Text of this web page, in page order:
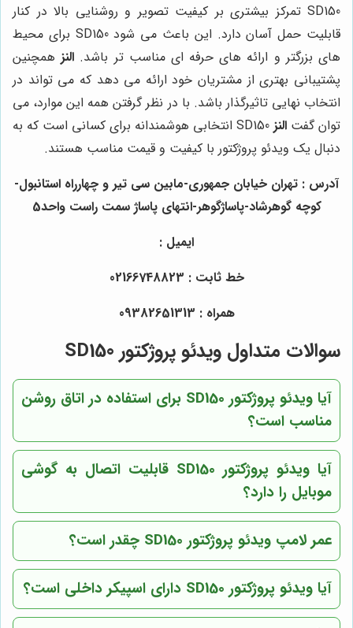
SD150 تمرکز بیشتری بر کیفیت تصویر و روشنایی بالا در کنار
قابلیت حمل آسان دارد. این باعث می شود SD150 برای محیط
های بزرگتر و ارائه های حرفه ای مناسب تر باشد. النز همچنین
پشتیبانی بهتری از مشتریان خود ارائه می دهد که می تواند در
انتخاب نهایی تاثیرگذار باشد. با در نظر گرفتن همه این موارد، می
توان گفت النز
SD150 انتخابی هوشمندانه برای کسانی است که به
دنبال یک ویدئو پروژکتور با کیفیت و قیمت مناسب هستند.
آدرس : تهران خیابان جمهوری-مابین سی تیر و چهارراه استانبول-
کوچه گوهرشاد-پاساژگوهر-انتهای پاساژ سمت راست واحد5
ایمیل :
خط ثابت : 02166748823
همراه : 09382651313
سوالات متداول ویدئو پروژکتور SD150
آیا ویدئو پروژکتور SD150 برای استفاده در اتاق روشن
مناسب است؟
آیا ویدئو پروژکتور SD150 قابلیت اتصال به گوشی
موبایل را دارد؟
عمر لامپ ویدئو پروژکتور SD150 چقدر است؟
آیا ویدئو پروژکتور SD150 دارای اسپیکر داخلی است؟